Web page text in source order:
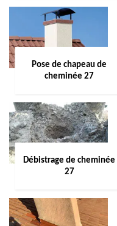
Pose de chapeau de
cheminée 27
Débistrage de cheminée
27